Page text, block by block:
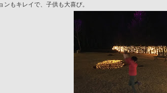
ンもキレイで、子供も大喜び。